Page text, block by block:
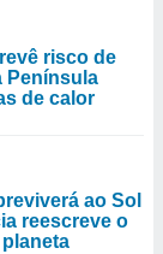
risco de
Península
de calor
ao Sol
reescreve o